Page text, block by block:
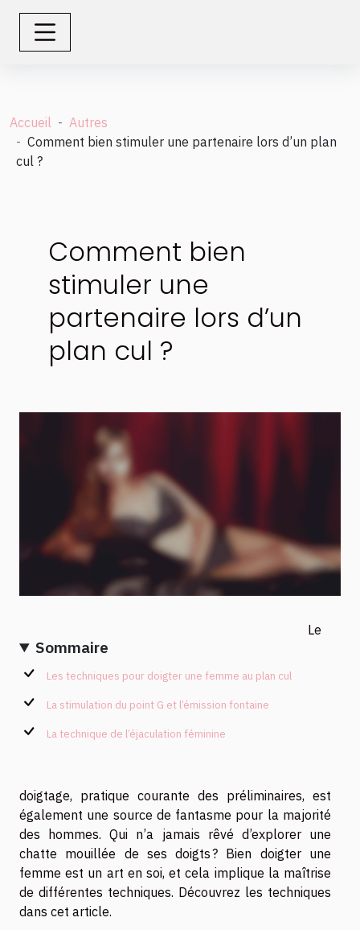
Accueil
Autres
Comment bien stimuler une partenaire lors d’un plan
cul ?
Comment bien
stimuler une
partenaire lors d’un
plan cul ?
Sommaire
Les techniques pour doigter une femme au plan cul
La stimulation du point G et l’émission fontaine
La technique de l’éjaculation féminine
Le
doigtage, pratique courante des préliminaires, est
également une source de fantasme pour la majorité
des hommes. Qui n’a jamais rêvé d’explorer une
chatte mouillée de ses doigts ? Bien doigter une
femme est un art en soi, et cela implique la maîtrise
de différentes techniques. Découvrez les techniques
dans cet article.